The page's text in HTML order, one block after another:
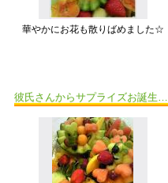
華やかにお花も散りばめました☆
彼氏さんからサプライズお誕生日プレゼント！